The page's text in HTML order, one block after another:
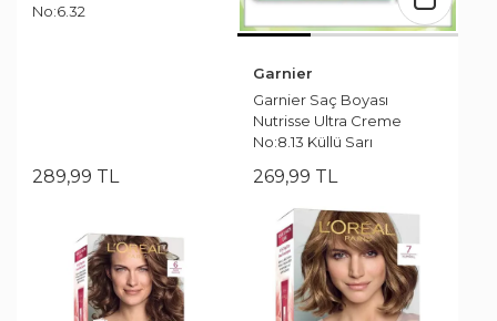
No:6.32
289,99 TL
Garnier
Garnier Saç Boyası
Nutrisse Ultra Creme
No:8.13 Küllü Sarı
269,99 TL